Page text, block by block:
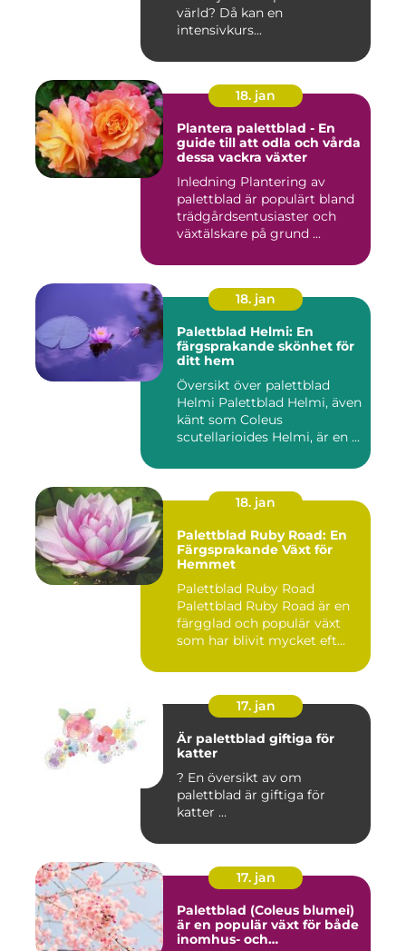
värld? Då kan en
intensivkurs...
18. jan
Plantera palettblad - En
guide till att odla och vårda
dessa vackra växter
Inledning Plantering av
palettblad är populärt bland
trädgårdsentusiaster och
växtälskare på grund ...
18. jan
Palettblad Helmi: En
färgsprakande skönhet för
ditt hem
Översikt över palettblad
Helmi Palettblad Helmi, även
känt som Coleus
scutellarioides Helmi, är en ...
18. jan
Palettblad Ruby Road: En
Färgsprakande Växt för
Hemmet
Palettblad Ruby Road
Palettblad Ruby Road är en
färgglad och populär växt
som har blivit mycket eft...
17. jan
Är palettblad giftiga för
katter
? En översikt av om
palettblad är giftiga för
katter ...
17. jan
Palettblad (Coleus blumei)
är en populär växt för både
inomhus- och